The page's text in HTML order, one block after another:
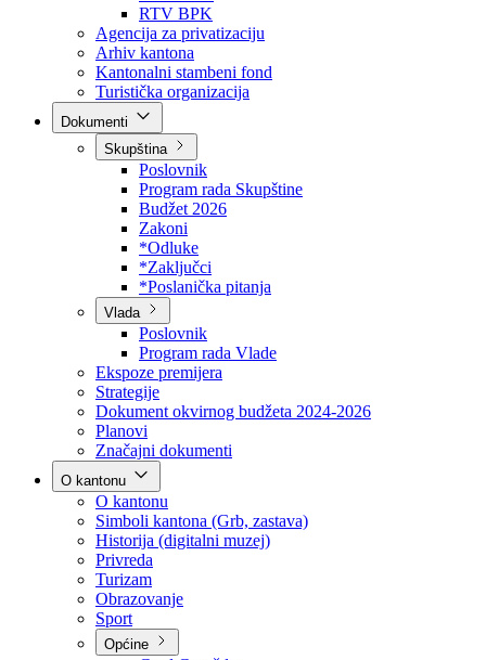
Direkcija za šumarstvo
Javna preduzeća
BPK šume
RTV BPK
Agencija za privatizaciju
Arhiv kantona
Kantonalni stambeni fond
Turistička organizacija
Skupština
Poslovnik
Program rada Skupštine
Budžet 2026
Zakoni
*Odluke
*Zaključci
*Poslanička pitanja
Vlada
Poslovnik
Program rada Vlade
Ekspoze premijera
Strategije
Dokument okvirnog budžeta 2024-2026
Planovi
Značajni dokumenti
O kantonu
O kantonu
Simboli kantona (Grb, zastava)
Historija (digitalni muzej)
Privreda
Turizam